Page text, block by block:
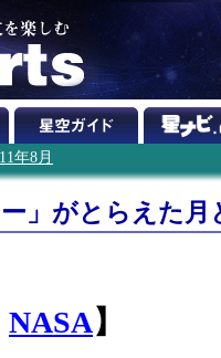
年8月
」がとらえた月
NASA】